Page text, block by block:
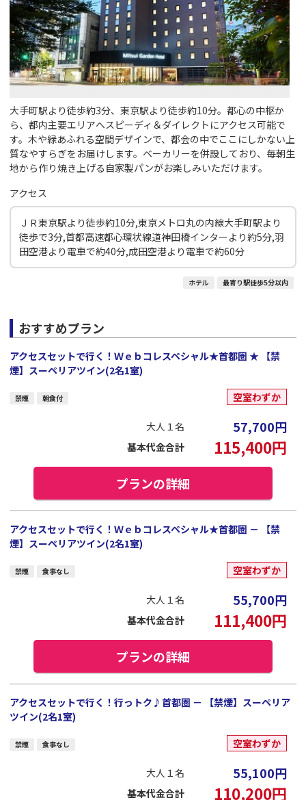
大手町駅より徒歩約3分、東京駅より徒歩約10分。都心の中枢か
ら、都内主要エリアへスピーディ＆ダイレクトにアクセス可能で
す。木や緑あふれる空間デザインで、都会の中でここにしかない上
質なやすらぎをお届けします。ベーカリーを併設しており、毎朝生
地から作り焼き上げる自家製パンがお楽しみいただけます。
アクセス
ＪＲ東京駅より徒歩約10分,東京メトロ丸の内線大手町駅より
徒歩で3分,首都高速都心環状線道神田橋インターより約5分,羽
田空港より電車で約40分,成田空港より電車で約60分
ホテル 最寄り駅徒歩5分以内
おすすめプラン
アクセスセットで行く！Ｗｅｂコレスペシャル★首都圏 ★ 【禁
煙】スーペリアツイン(2名1室)
禁煙 朝食付 空室わずか
大人１名 57,700円
基本代金合計 115,400円
プランの詳細
アクセスセットで行く！Ｗｅｂコレスペシャル★首都圏 － 【禁
煙】スーペリアツイン(2名1室)
禁煙 食事なし 空室わずか
大人１名 55,700円
基本代金合計 111,400円
プランの詳細
アクセスセットで行く！行っトク♪首都圏 － 【禁煙】スーペリア
ツイン(2名1室)
禁煙 食事なし 空室わずか
大人１名 55,100円
基本代金合計 110,200円